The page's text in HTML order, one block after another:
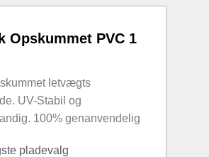
Opskummet PVC 1
letvægts
UV-Stabil og
100% genanvendelig
pladevalg